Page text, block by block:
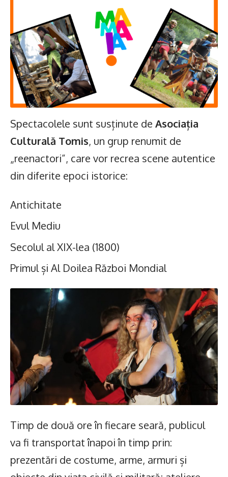
Spectacolele sunt susținute de Asociația
Culturală Tomis, un grup renumit de
„reenactori”, care vor recrea scene autentice
din diferite epoci istorice:
Antichitate
Evul Mediu
Secolul al XIX-lea (1800)
Primul și Al Doilea Război Mondial
Timp de două ore în fiecare seară, publicul
va fi transportat înapoi în timp prin:
prezentări de costume, arme, armuri și